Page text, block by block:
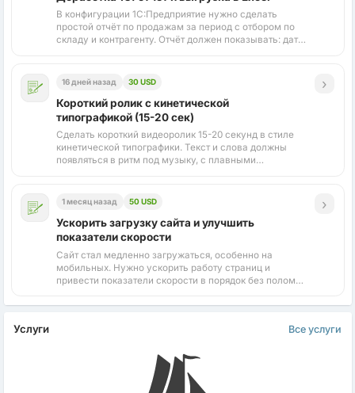
В конфигурации 1С:Предприятие нужно сделать
простой отчёт по продажам за период с отбором по
складу и контрагенту. Отчёт должен показывать: дата,
16 дней назад 30 USD
Короткий ролик с кинетической
типографикой (15-20 сек)
Сделать короткий видеоролик 15-20 секунд в стиле
кинетической типографики. Текст и слова должны
появляться в ритм под музыку, с плавными
›
1 месяц назад 50 USD
Ускорить загрузку сайта и улучшить
показатели скорости
Сайт стал медленно загружаться, особенно на
мобильных. Нужно ускорить работу страниц и
привести показатели скорости в порядок без поломки
дам. Ожидаю, что вы:...
›
Услуги Все услуги